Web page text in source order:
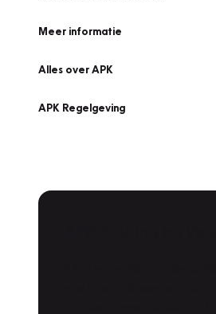
Meer informatie
Alles over APK
APK Regelgeving